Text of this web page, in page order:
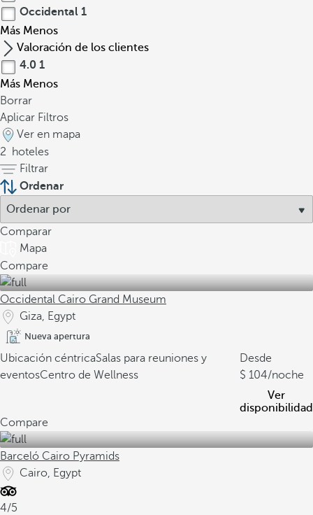
Occidental 1
Más Menos
Valoración de los clientes
4.0 1
Más Menos
Borrar
Aplicar Filtros
Ver en mapa
2
hoteles
Filtrar
Ordenar
Comparar
Mapa
Compare
Occidental Cairo Grand Museum
Giza, Egypt
Nueva apertura
Ubicación céntricaSalas para reuniones y
eventosCentro de Wellness
Desde
104/noche
Ver
disponibilidad
Compare
Barceló Cairo Pyramids
Cairo, Egypt
4/5